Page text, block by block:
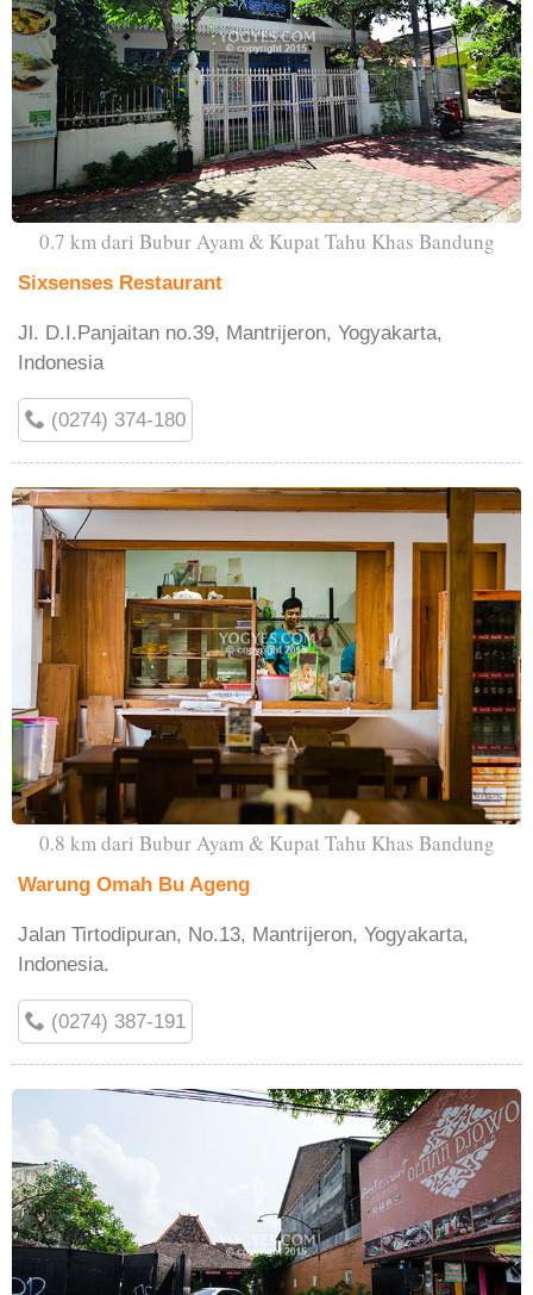
0.7 km dari Bubur Ayam & Kupat Tahu Khas Bandung
Sixsenses Restaurant
Jl. D.I.Panjaitan no.39, Mantrijeron, Yogyakarta,
Indonesia
(0274) 374-180
0.8 km dari Bubur Ayam & Kupat Tahu Khas Bandung
Warung Omah Bu Ageng
Jalan Tirtodipuran, No.13, Mantrijeron, Yogyakarta,
Indonesia.
(0274) 387-191